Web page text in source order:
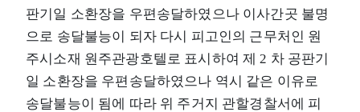
판기일 소환장을 우편송달하였으나 이사간곳 불명
으로 송달불능이 되자 다시 피고인의 근무처인 원
주시소재 원주관광호텔로 표시하여 제 2 차 공판기
일 소환장을 우편송달하였으나 역시 같은 이유로
송달불능이 됨에 따라 위 주거지 관할경찰서에 피